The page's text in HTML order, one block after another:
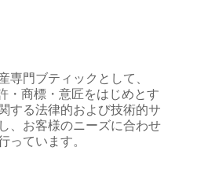
専門ブティックとして、
・商標・意匠をはじめとす
する法律的および技術的サ
、お客様のニーズに合わせ
っています。